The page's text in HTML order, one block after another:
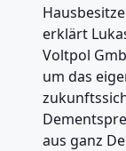
erklärt
Voltpol
um das
aus ganz